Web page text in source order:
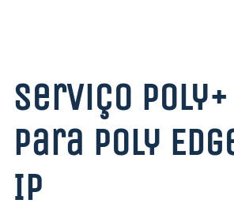
Serviço Poly+
para Poly
IP